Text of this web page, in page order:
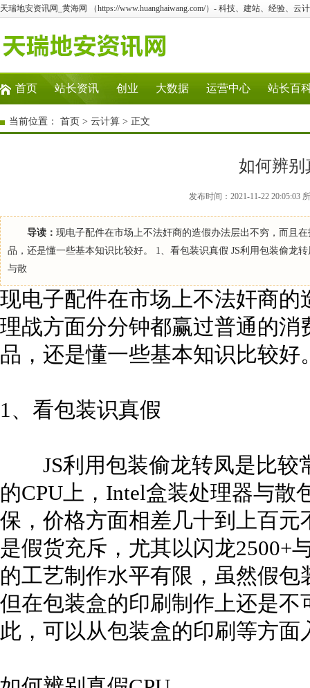
天瑞地安资讯网_黄海网 （https://www.huanghaiwang.com/）- 科技、建站、经验、云
首页 站长资讯 创业 大数据 运营中心 站长百
当前位置： 首页 > 云计算 > 正文
如何辨别
发布时间：2021-11-22 20:05:03
导读： 现电子配件在市场上不法奸商的造假办法层出不穷，而且
品，还是懂一些基本知识比较好。 1、看包装识真假 JS利用包装偷龙
与散
现电子配件在市场上不法奸商
理战方面分分钟都赢过普通的
品，还是懂一些基本知识比较好
1、看包装识真假
JS利用包装偷龙转凤是比较
的CPU上，Intel盒装处理器与散
保，价格方面相差几十到上百
是假货充斥，尤其以闪龙2500+
的工艺制作水平有限，虽然假
但在包装盒的印刷制作上还是
此，可以从包装盒的印刷等方面